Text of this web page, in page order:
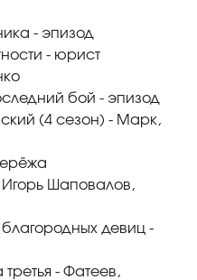
- эпизод
- юрист
бой - эпизод
(4 сезон) - Марк,
Шаповалов,
благородных девиц -
третья - Фатеев,